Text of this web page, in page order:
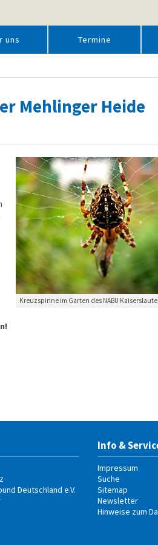
uns Termine
Mehlinger Heide
Kreuzspinne im Garten des NABU
Deutschland e.V.
Info &
Impressum
Suche
Sitemap
Newsletter
Hinweise zum